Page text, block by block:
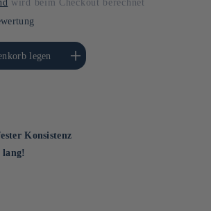
wird beim Checkout berechnet
legen
Erhöhe die Menge für Default
Title
Konsistenz
lang!